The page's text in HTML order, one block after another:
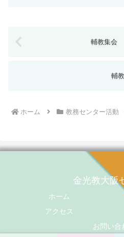
輔教集会
輔
ホーム 教務センター活動
金光教大阪
ホーム
アクセス
お問い合